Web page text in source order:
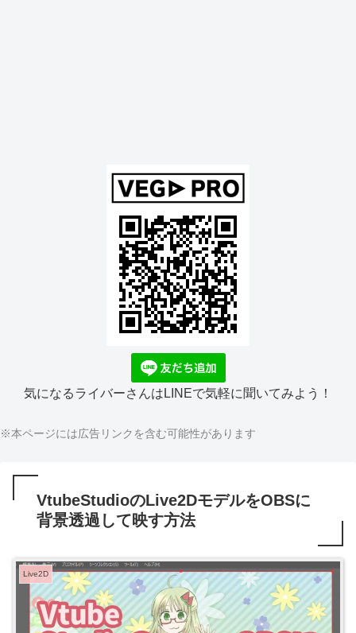
気になるライバーさんはLINEで気軽に聞いてみよう！
※本ページには広告リンクを含む可能性があります
VtubeStudioのLive2DモデルをOBSに
背景透過して映す方法
Live2D